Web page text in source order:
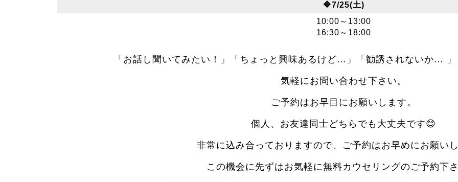
🔷7/25(土)
10:00～13:00
16:30～18:00
「お話し聞いてみたい！」「ちょっと興味あるけど…」「勧誘されないか…
気軽にお問い合わせ下さい。
ご予約はお早目にお願いします。
個人、お友達同士どちらでも大丈夫です😊
非常に込み合っておりますので、ご予約はお早めにお願い
この機会に先ずはお気軽に無料カウセリングのご予約下